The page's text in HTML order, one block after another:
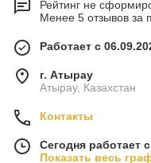
Рейтинг не
Менее 5 отзывов за
Работает с
г. Атырау
Атырау, Казахстан
Контакты
Сегодня работает
Показать весь